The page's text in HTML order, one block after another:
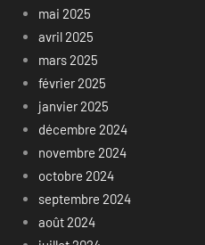
mai 2025
avril 2025
mars 2025
février 2025
janvier 2025
décembre 2024
novembre 2024
octobre 2024
septembre 2024
août 2024